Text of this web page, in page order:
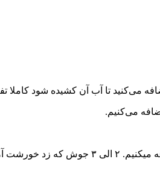
می‌کنید تا آب آن کشیده شود کاملا
میباشد.